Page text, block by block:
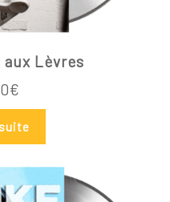
aux Lèvres
€